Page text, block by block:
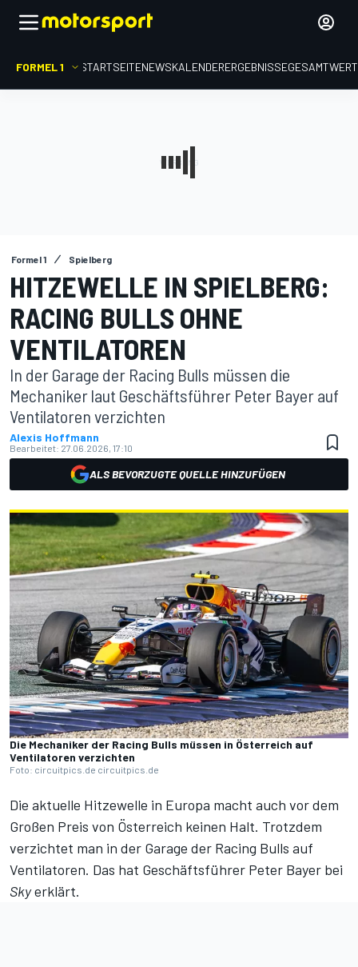
FORMEL 1 STARTSEITENEWSKALENDERERGEBNISSE
Formel 1 Spielberg
HITZEWELLE IN SPIELBERG:
RACING BULLS OHNE
VENTILATOREN
In der Garage der Racing Bulls müssen die
Mechaniker laut Geschäftsführer Peter Bayer auf
Ventilatoren verzichten
Alexis Hoffmann
Bearbeitet: 27.06.2026, 17:10
ALS BEVORZUGTE QUELLE HINZUFÜGEN
Die Mechaniker der Racing Bulls müssen in Österreich auf
Ventilatoren verzichten
Foto: circuitpics.de circuitpics.de
Die aktuelle Hitzewelle in Europa macht auch vordem
Großen Preis von Österreich keinen Halt. Trotzdem
verzichtet man in der Garage der Racing Bulls auf
Ventilatoren. Das hat Geschäftsführer Peter Bayer bei
Skyerklärt.